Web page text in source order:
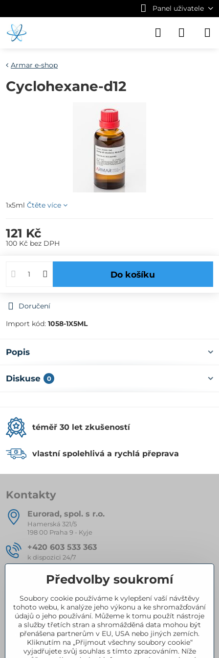
Panel uživatele
Armar e-shop
Cyclohexane-d12
1x5ml Čtěte více
121 Kč
100 Kč bez DPH
Do košíku
Doručení
Import kód: 1058-1X5ML
Popis
Diskuse 0
téměř 30 let zkušeností
vlastní spolehlivá a rychlá přeprava
Kontakty
Eurorad, spol​. s r​.o​.
Hamerská 321/5
198 00 Praha 9 - Kyje
+420 603 533 363
k dispozici 24/7
eurorad​@seznam​.cz
Kompletní nabídka produktů
Certifikace
Předvolby soukromí
Soubory cookie používáme k vylepšení vaší návštěvy
tohoto webu, k analýze jeho výkonu a ke shromažďování
údajů o jeho používání. Můžeme k tomu použít nástroje
a služby třetích stran a shromážděná data mohou být
přenášena partnerům v EU, USA nebo jiných zemích.
Kliknutím na „Přijmout všechny soubory cookie“
vyjadřujete svůj souhlas s tímto zpracováním. Níže